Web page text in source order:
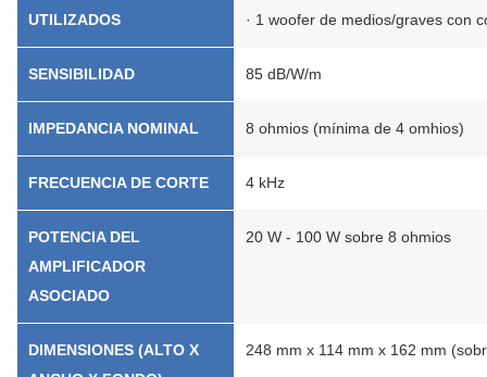
UTILIZADOS
· 1 woofer de medios/graves con
SENSIBILIDAD 85 dB/W/m
IMPEDANCIA NOMINAL 8 ohmios (mínima de 4 omhios)
FRECUENCIA DE CORTE 4 kHz
POTENCIA DEL
AMPLIFICADOR
ASOCIADO
20 W - 100 W sobre 8 ohmios
DIMENSIONES (ALTO X
248 mm x 114 mm x 162 mm